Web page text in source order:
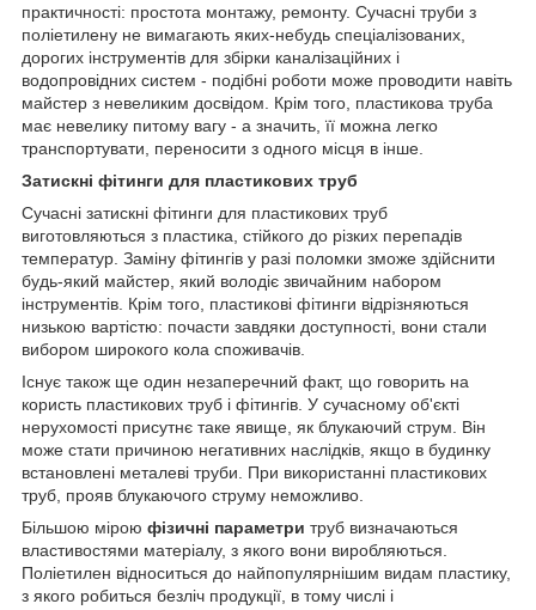
практичності: простота монтажу, ремонту. Сучасні труби з
поліетилену не вимагають яких-небудь спеціалізованих,
дорогих інструментів для збірки каналізаційних і
водопровідних систем - подібні роботи може проводити навіть
майстер з невеликим досвідом. Крім того, пластикова труба
має невелику питому вагу - а значить, її можна легко
транспортувати, переносити з одного місця в інше.
Затискні фітинги для пластикових труб
Сучасні затискні фітинги для пластикових труб
виготовляються з пластика, стійкого до різких перепадів
температур. Заміну фітингів у разі поломки зможе здійснити
будь-який майстер, який володіє звичайним набором
інструментів. Крім того, пластикові фітинги відрізняються
низькою вартістю: почасти завдяки доступності, вони стали
вибором широкого кола споживачів.
Існує також ще один незаперечний факт, що говорить на
користь пластикових труб і фітингів. У сучасному об'єкті
нерухомості присутнє таке явище, як блукаючий струм. Він
може стати причиною негативних наслідків, якщо в будинку
встановлені металеві труби. При використанні пластикових
труб, прояв блукаючого струму неможливо.
Більшою мірою фізичні параметри труб визначаються
властивостями матеріалу, з якого вони виробляються.
Поліетилен відноситься до найпопулярнішим видам пластику,
з якого робиться безліч продукції, в тому числі і